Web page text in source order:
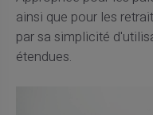
ainsi que pour les
par sa simplicité
étendues.